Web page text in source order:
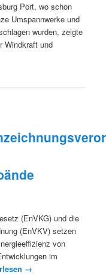
Port, wo schon
Umspannwerke und
wurden, zeigte
Windkraft und
(EnVKG) und die
(EnVKV) setzen
von
im
→